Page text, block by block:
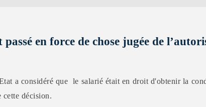
en force de chose jugée de
a considéré que le salarié était en droit d'obtenir la
cette décision.